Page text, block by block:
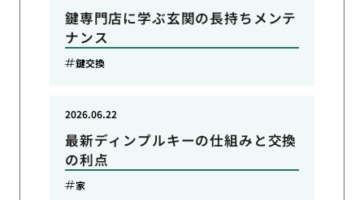
鍵専門店に学ぶ玄関の長持ちメンテ
ナンス
鍵交換
最新ディンプルキーの仕組みと交換
の利点
2026.06.22
家